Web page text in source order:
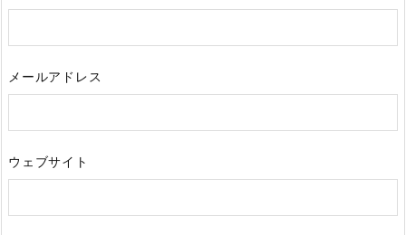
メールアドレス
ウェブサイト